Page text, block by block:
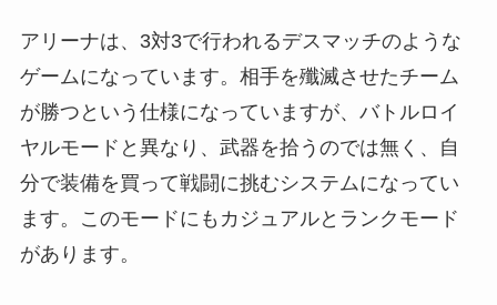
アリーナは、3対3で行われるデスマッチのような
ゲームになっています。相手を殲滅させたチーム
が勝つという仕様になっていますが、バトルロイ
ヤルモードと異なり、武器を拾うのでは無く、自
分で装備を買って戦闘に挑むシステムになってい
ます。このモードにもカジュアルとランクモード
があります。